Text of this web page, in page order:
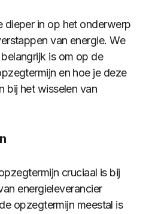
dieper in op het onderwerp
van energie. We
is om op de
en hoe je deze
bij het wisselen van
cruciaal is bij
energieleverancier
opzegtermijn meestal is